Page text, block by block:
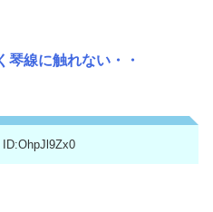
琴線に触れない・・
ID:OhpJl9Zx0